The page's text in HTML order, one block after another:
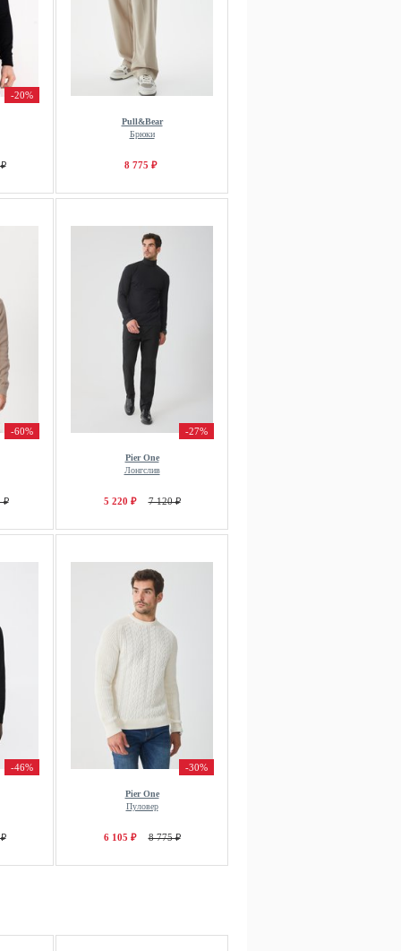
-20%
Pull&Bear
Брюки
8 775 ₽
-60%
₽
-27%
Pier One
Лонгслив
5 220 ₽ 7 120 ₽
-46% -30%
Pier One
Пуловер
6 105 ₽ 8 775 ₽